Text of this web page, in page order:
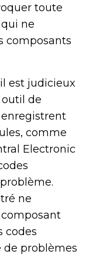
toute
ne
composants
est judicieux
de
enregistrent
comme
Electronic
ne
codes
de problèmes